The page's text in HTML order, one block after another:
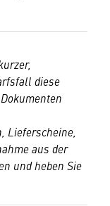
diese
Lieferscheine,
aus der
und heben Sie